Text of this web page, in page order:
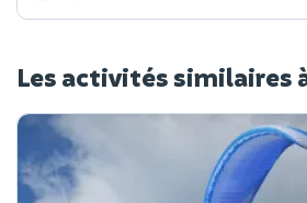
Les activités similaires